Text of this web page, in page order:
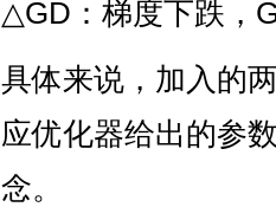
△GD：梯度下跌，
具体来说，加入的
应优化器给出的参
念。